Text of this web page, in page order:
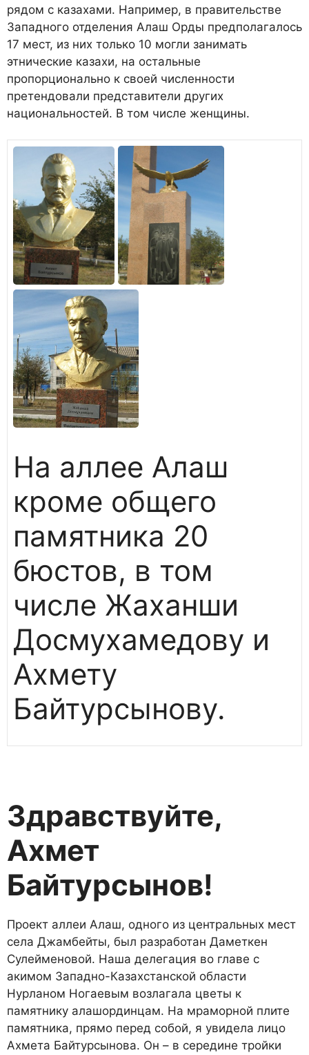
рядом с казахами. Например, в правительстве
Западного отделения Алаш Орды предполагалось
17 мест, из них только 10 могли занимать
этнические казахи, на остальные
пропорционально к своей численности
претендовали представители других
национальностей. В том числе женщины.
На аллее Алаш
кроме общего
памятника 20
бюстов, в том
числе Жаханши
Досмухамедову и
Ахмету
Байтурсынову.
Здравствуйте,
Ахмет
Байтурсынов!
Проект аллеи Алаш, одного из центральных мест
села Джамбейты, был разработан Даметкен
Сулейменовой. Наша делегация во главе с
акимом Западно-Казах­стан­ской области
Нурланом Ногаевым возлагала цветы к
памятнику алашординцам. На мраморной плите
памятника, прямо перед собой, я увидела лицо
Ахмета Байтурсынова. Он – в середине тройки